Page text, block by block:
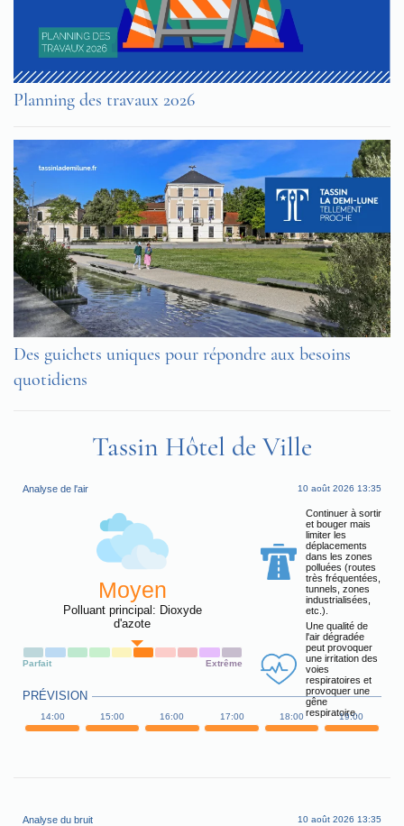
Planning des travaux 2026
Des guichets uniques pour répondre aux besoins
quotidiens
Tassin Hôtel de Ville